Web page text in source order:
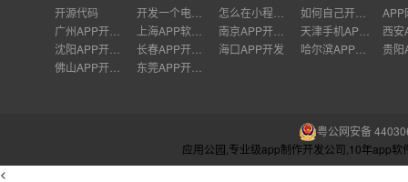
开源代码
APP
海口APP开发
粤公网安备
应用公园,专业级app制作开发公司,10年app
<